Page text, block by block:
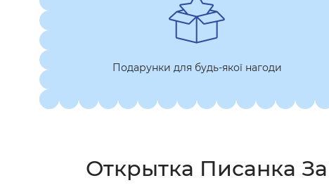
Подарунки для будь-якої нагоди
Открытка Писанка